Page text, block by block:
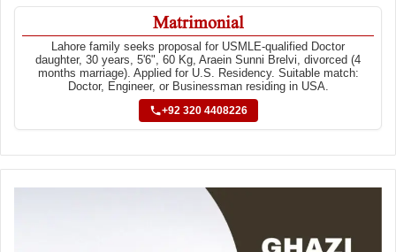
Matrimonial
Lahore family seeks proposal for USMLE-qualified Doctor
daughter, 30 years, 5'6", 60 Kg, Araein Sunni Brelvi, divorced (4
months marriage). Applied for U.S. Residency. Suitable match:
Doctor, Engineer, or Businessman residing in USA.
+92 320 4408226